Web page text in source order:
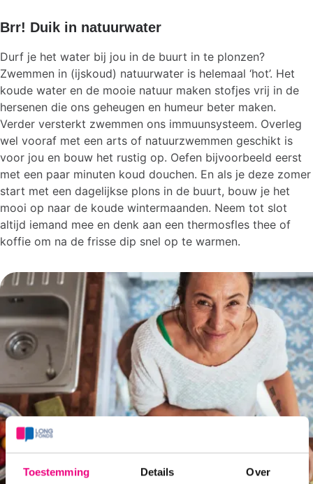
Toestemming Details Over
Brr! Duik in natuurwater
Durf je het water bij jou in de buurt in te plonzen?
Zwemmen in (ijskoud) natuurwater is helemaal ‘hot’. Het
koude water en de mooie natuur maken stofjes vrij in de
hersenen die ons geheugen en humeur beter maken.
Verder versterkt zwemmen ons immuunsysteem. Overleg
wel vooraf met een arts of natuurzwemmen geschikt is
voor jou en bouw het rustig op. Oefen bijvoorbeeld eerst
met een paar minuten koud douchen. En als je deze zomer
start met een dagelijkse plons in de buurt, bouw je het
mooi op naar de koude wintermaanden. Neem tot slot
altijd iemand mee en denk aan een thermosfles thee of
koffie om na de frisse dip snel op te warmen.